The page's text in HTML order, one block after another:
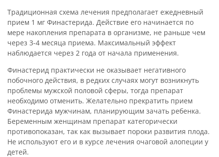
Традиционная схема лечения предполагает ежедневный
прием 1 мг Финастерида. Действие его начинается по
мере накопления препарата в организме, не раньше чем
через 3-4 месяца приема. Максимальный эффект
наблюдается через 2 года от начала применения.
Финастерид практически не оказывает негативного
побочного действия, в редких случаях могут возникнуть
проблемы мужской половой сферы, тогда препарат
необходимо отменить. Желательно прекратить прием
Финастерида мужчинам, планирующим зачать ребенка.
Беременным женщинам препарат категорически
противопоказан, так как вызывает пороки развития плода.
Не используют его и в курсе лечения очаговой алопеции у
детей.